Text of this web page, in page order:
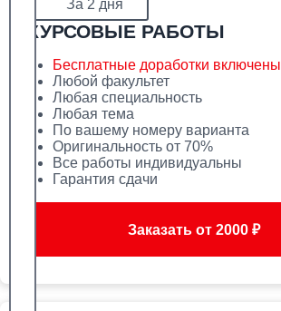
За 2 дня
КУРСОВЫЕ РАБОТЫ
Бесплатные доработки включены
Любой факультет
Любая специальность
Любая тема
По вашему номеру варианта
Оригинальность от 70%
Все работы индивидуальны
Гарантия сдачи
Заказать от 2000 ₽